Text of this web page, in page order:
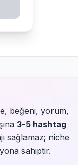
beğeni, yorum,
3-5 hashtag
sağlamaz; niche
sahiptir.